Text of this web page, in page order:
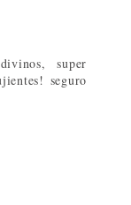
super
seguro